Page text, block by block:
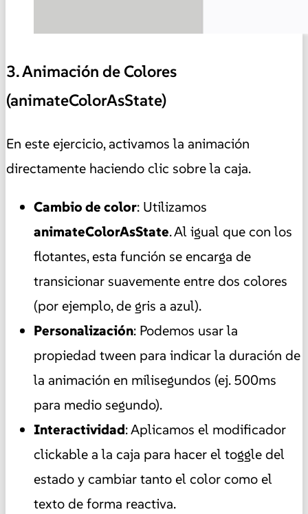
3. Animación de Colores
(animateColorAsState)
En este ejercicio, activamos la animación
directamente haciendo clic sobre la caja.
Cambio de color: Utilizamos
animateColorAsState. Al igual que con los
flotantes, esta función se encarga de
transicionar suavemente entre dos colores
(por ejemplo, de gris a azul).
Personalización: Podemos usar la
propiedad tween para indicar la duración de
la animación en milisegundos (ej. 500ms
para medio segundo).
Interactividad: Aplicamos el modificador
clickable a la caja para hacer el toggle del
estado y cambiar tanto el color como el
texto de forma reactiva.